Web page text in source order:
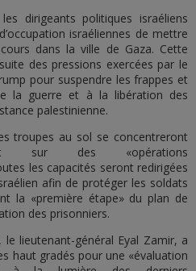
dirigeants politiques israéliens
israéliennes de mettre
dans la ville de Gaza. Cette
des pressions exercées par le
pour suspendre les frappes et
la guerre et à la libération des
palestinienne.
troupes au sol se concentreront
sur des «opérations
les capacités seront redirigées
afin de protéger les soldats
la «première étape» du plan de
des prisonniers.
le lieutenant-général Eyal Zamir, a
haut gradés pour une «évaluation